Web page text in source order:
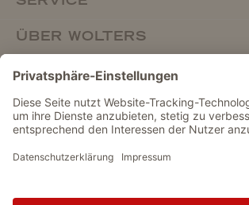
ÜBER WOLTERS
FACHHANDEL
Vertrag widerrufen